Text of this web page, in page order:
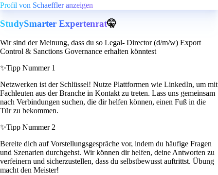
Profil von Schaeffler anzeigen
StudySmarter Expertenrat🤫
Wir sind der Meinung, dass du so Legal- Director (d/m/w) Export
Control & Sanctions Governance erhalten könntest
✨Tipp Nummer 1
Netzwerken ist der Schlüssel! Nutze Plattformen wie LinkedIn, um mit
Fachleuten aus der Branche in Kontakt zu treten. Lass uns gemeinsam
nach Verbindungen suchen, die dir helfen können, einen Fuß in die
Tür zu bekommen.
✨Tipp Nummer 2
Bereite dich auf Vorstellungsgespräche vor, indem du häufige Fragen
und Szenarien durchgehst. Wir können dir helfen, deine Antworten zu
verfeinern und sicherzustellen, dass du selbstbewusst auftrittst. Übung
macht den Meister!